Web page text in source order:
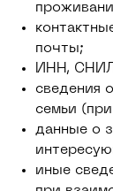
почты;
ИНН,
сведения
семьи
данные о
иные